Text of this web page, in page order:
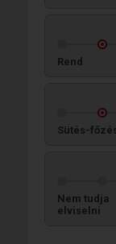
Rend
Sütés-
Nem tudja
elviselni